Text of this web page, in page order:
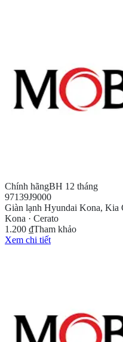
Chính hãngBH 12 tháng
97139J9000
Giàn lạnh Hyundai Kona, Kia
Kona · Cerato
1.200 ₫Tham khảo
Xem chi tiết